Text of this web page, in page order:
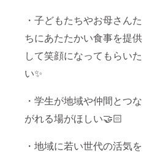
・子どもたちやお母さんた
ちにあたたかい食事を提供
して笑顔になってもらいた
い✨️
・学生が地域や仲間とつな
がれる場がほしい🤝🏻
・地域に若い世代の活気を